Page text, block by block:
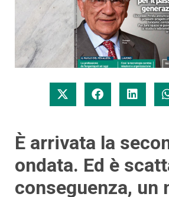
È arrivata la
ondata. Ed è
conseguenza, un